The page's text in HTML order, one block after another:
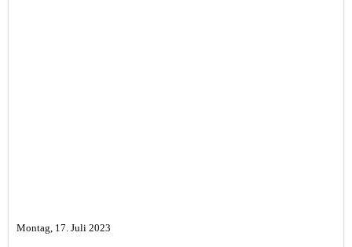
Montag, 17. Juli 2023